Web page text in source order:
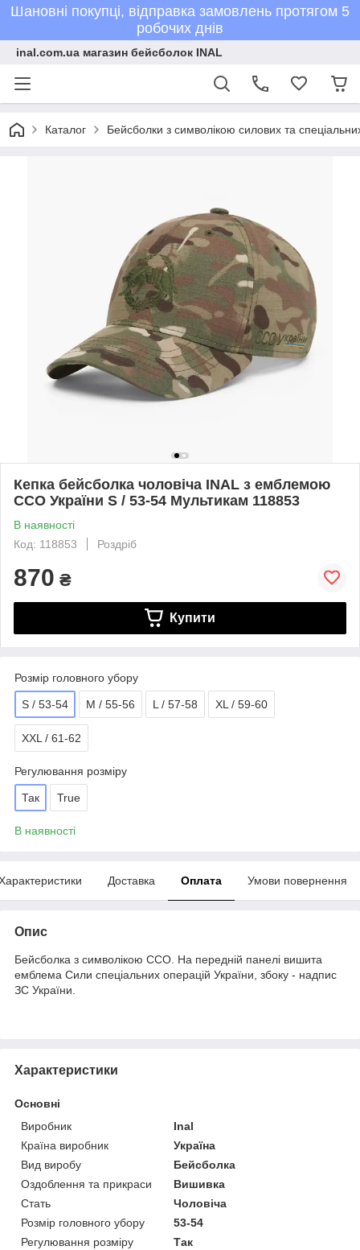
Шановні покупці, відправка замовлень протягом 5
робочих днів
inal.com.ua магазин бейсболок INAL
Каталог Бейсболки з символікою силових та
Кепка бейсболка чоловіча INAL з емблемою
ССО України S / 53-54 Мультикам 118853
В наявності
Код: 118853
Роздріб
870 ₴
Купити
Розмір головного убору
S / 53-54 M / 55-56 L / 57-58 XL / 59-60
XXL / 61-62
Регулювання розміру
Так True
В наявності
Доставка Оплата Умови повернення
Опис
Бейсболка з символікою ССО. На передній панелі вишита
емблема Сили спеціальних операцій України, збоку - надпис
ЗС України.
Характеристики
Основні
Виробник
Inal
Країна виробник
Україна
Вид виробу
Бейсболка
Оздоблення та прикраси
Вишивка
Стать
Чоловіча
Розмір головного убору
53-54
Регулювання розміру
Так